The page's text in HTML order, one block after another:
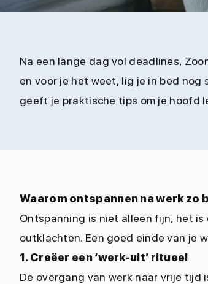
Na een lange dag vol deadlines,
en voor je het weet, lig je in bed
geeft je praktische tips om je hoofd
Waarom ontspannen na werk zo
Ontspanning is niet alleen fijn, het
outklachten. Een goed einde van je
1. Creëer een ‘werk-uit’ ritueel
De overgang van werk naar vrije tijd